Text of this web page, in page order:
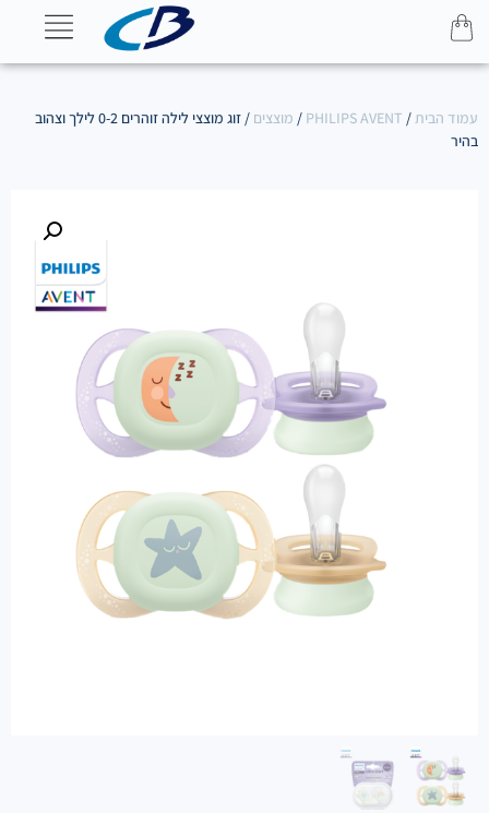
עמוד הבית/
PHILIPS AVENT
/ מוצצים
/ זוג מוצצי לילה זוהרים 0-2 לילך וצהוב
בהיר